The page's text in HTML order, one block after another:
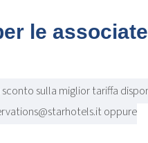
le associate
sconto sulla miglior tariffa
oppure